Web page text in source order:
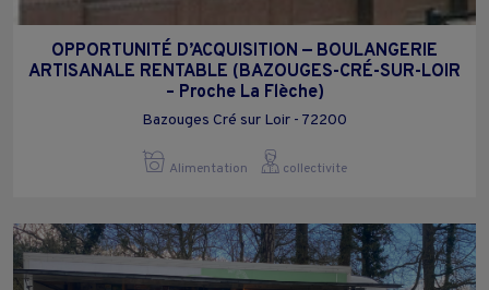
OPPORTUNITÉ D’ACQUISITION — BOULANGERIE
ARTISANALE RENTABLE (BAZOUGES-CRÉ-SUR-LOIR
– Proche La Flèche)
Bazouges Cré sur Loir - 72200
Alimentation collectivite